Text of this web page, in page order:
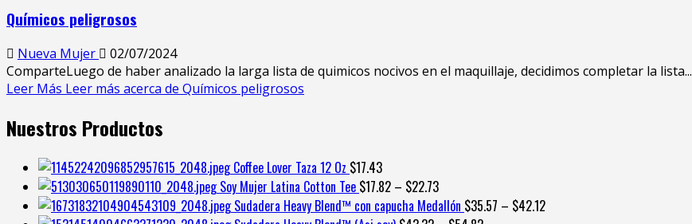
Químicos peligrosos
Nueva Mujer
02/07/2024
ComparteLuego de haber analizado la larga lista de quimicos nocivos en el maquillaje, decidimos completar la lista...
Leer Más Leer más acerca de Químicos peligrosos
Nuestros Productos
Coffee Lover Taza 12 Oz $17.43
Soy Mujer Latina Cotton Tee $17.82 – $22.73
Sudadera Heavy Blend™ con capucha Medallón $35.57 – $42.12